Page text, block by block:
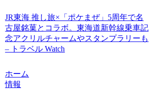
JR東海 推し旅×「ポケまぜ」5周年で名
古屋銘菓とコラボ。東海道新幹線乗車記
念アクリルチャームやスタンプラリーも
– トラベル Watch
ホーム
情報